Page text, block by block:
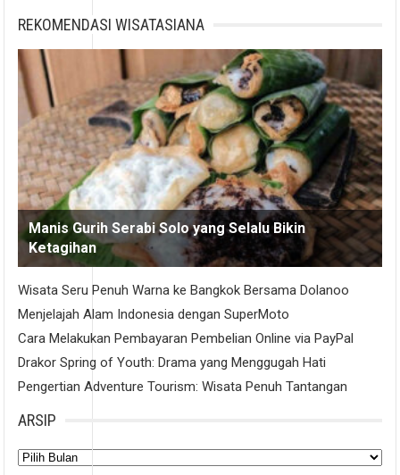
REKOMENDASI WISATASIANA
Manis Gurih Serabi Solo yang Selalu Bikin
Ketagihan
Wisata Seru Penuh Warna ke Bangkok Bersama Dolanoo
Menjelajah Alam Indonesia dengan SuperMoto
Cara Melakukan Pembayaran Pembelian Online via PayPal
Drakor Spring of Youth: Drama yang Menggugah Hati
Pengertian Adventure Tourism: Wisata Penuh Tantangan
ARSIP
Arsip